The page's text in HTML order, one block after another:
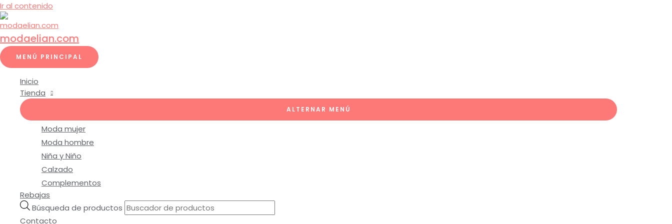
Ir al contenido
modaelian.com
MENÚ PRINCIPAL
Inicio
Tienda
ALTERNAR MENÚ
Moda mujer
Moda hombre
Niña y Niño
Calzado
Complementos
Rebajas
Búsqueda de productos
Contacto